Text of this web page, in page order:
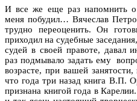
И все же еще раз напомнить о
меня побудил… Вячеслав
трудно переоценить. Он
приходил на судебные
судей в своей правоте, давал
раз подмывало задать ему
возрасте, при вашей
что года три назад книга В.П.
признана книгой года в